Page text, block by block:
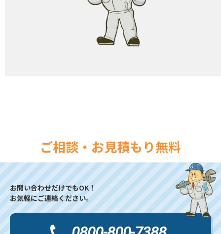
ご相談・お見積もり無料
お問い合わせだけでもOK！
お気軽にご連絡ください。